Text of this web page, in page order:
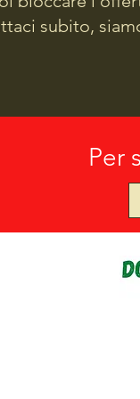
subito,
Per